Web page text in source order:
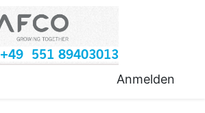
+49 551 89403013
Anmelden